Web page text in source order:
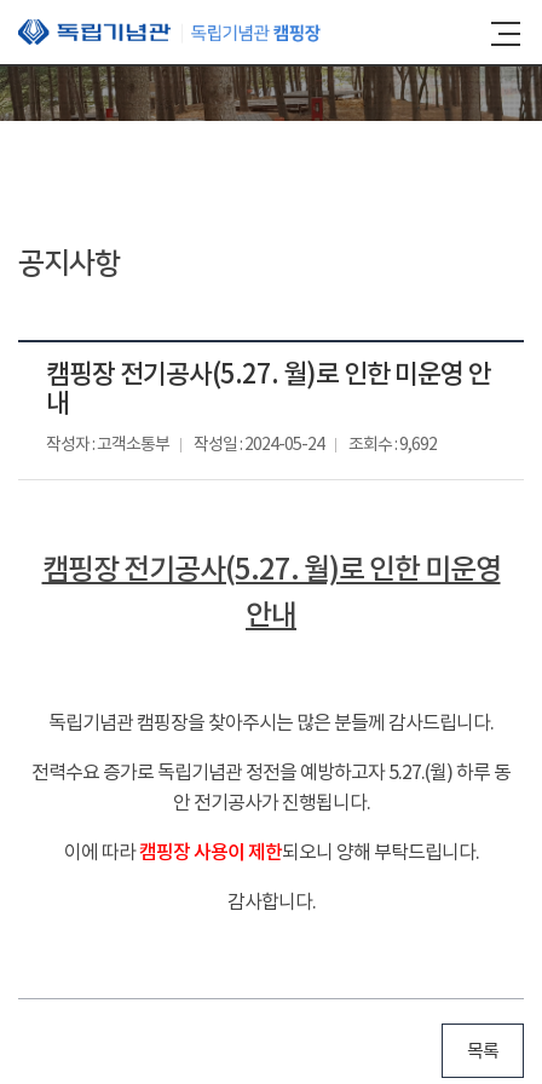
본문 바로가기
공지사항
캠핑장 전기공사(5.27. 월)로 인한 미운영 안
내
작성자 : 고객소통부 작성일 : 2024-05-24 조회수 : 9,692
캠핑장 전기공사(5.27. 월)로 인한 미운영
안내
독립기념관 캠핑장을 찾아주시는 많은 분들께 감사드립니다.
전력수요 증가로 독립기념관 정전을 예방하고자 5.27.(월) 하루 동
안 전기공사가 진행됩니다.
이에 따라캠핑장 사용이 제한되오니 양해 부탁드립니다.
감사합니다.
목록